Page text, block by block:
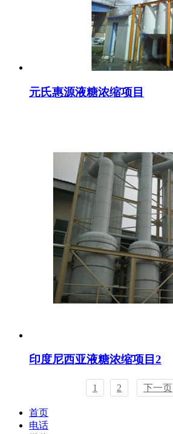
元氏惠源液糖浓缩项目
印度尼西亚液糖浓缩项目2
1 2 下一页
首页
电话